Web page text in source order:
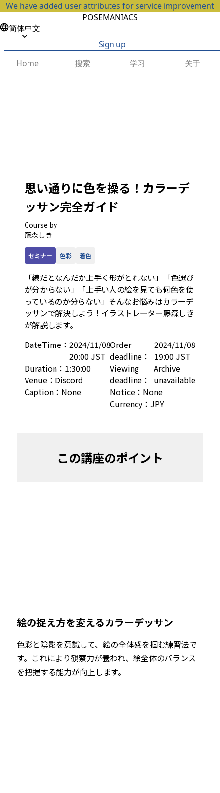
We have added user attributes for service improvement
POSEMANIACS
简体中文
Sign up
Home
搜索 学习 关于
思い通りに色を操る！カラーデ
ッサン完全ガイド
Course by
藤森しき
セミナー 色彩 着色
「線だとなんだか上手く形がとれない」「色選び
が分からない」「上手い人の絵を見ても何色を使
っているのか分らない」そんなお悩みはカラーデ
ッサンで解決しよう！イラストレーター藤森しき
が解説します。
DateTime： 2024/11/08
20:00 JST
Duration： 1:30:00
Venue： Discord
Caption： None
Order
deadline：
2024/11/08
19:00 JST
Viewing
deadline：
Archive
unavailable
Notice： None
Currency： JPY
この講座のポイント
絵の捉え方を変えるカラーデッサン
色彩と陰影を意識して、絵の全体感を掴む練習法で
す。これにより観察力が養われ、絵全体のバランス
を把握する能力が向上します。